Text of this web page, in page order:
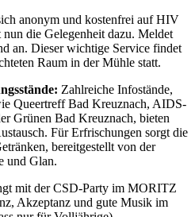
anonym und kostenfrei auf HIV
nun die Gelegenheit dazu. Meldet
an. Dieser wichtige Service findet
Raum in der Mühle statt.
Zahlreiche Infostände,
Queertreff Bad Kreuznach, AIDS-
Grünen Bad Kreuznach, bieten
Für Erfrischungen sorgt die
bereitgestellt von der
und Glan.
mit der CSD-Party im MORITZ
Akzeptanz und gute Musik im